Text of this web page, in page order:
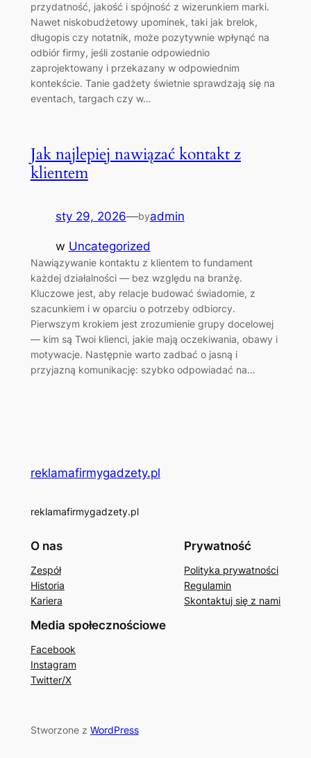
przydatność, jakość i spójność z wizerunkiem marki.
Nawet niskobudżetowy upominek, taki jak brelok,
długopis czy notatnik, może pozytywnie wpłynąć na
odbiór firmy, jeśli zostanie odpowiednio
zaprojektowany i przekazany w odpowiednim
kontekście. Tanie gadżety świetnie sprawdzają się na
eventach, targach czy w…
Jak najlepiej nawiązać kontakt z
klientem
sty 29, 2026—byadmin
w Uncategorized
Nawiązywanie kontaktu z klientem to fundament
każdej działalności — bez względu na branżę.
Kluczowe jest, aby relacje budować świadomie, z
szacunkiem i w oparciu o potrzeby odbiorcy.
Pierwszym krokiem jest zrozumienie grupy docelowej
— kim są Twoi klienci, jakie mają oczekiwania, obawy i
motywacje. Następnie warto zadbać o jasną i
przyjazną komunikację: szybko odpowiadać na…
reklamafirmygadzety.pl
reklamafirmygadzety.pl
O nas
Zespół
Historia
Kariera
Prywatność
Polityka prywatności
Regulamin
Skontaktuj się z nami
Media społecznościowe
Facebook
Instagram
Twitter/X
Stworzone z WordPress